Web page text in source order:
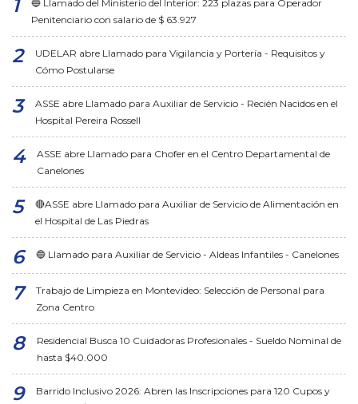
🔵 Llamado del Ministerio del Interior: 223 plazas para Operador
Penitenciario con salario de $ 63.927
UDELAR abre Llamado para Vigilancia y Portería - Requisitos y
Cómo Postularse
ASSE abre Llamado para Auxiliar de Servicio - Recién Nacidos en el
Hospital Pereira Rossell
ASSE abre Llamado para Chofer en el Centro Departamental de
Canelones
🔴ASSE abre Llamado para Auxiliar de Servicio de Alimentación en
el Hospital de Las Piedras
🔵 Llamado para Auxiliar de Servicio - Aldeas Infantiles - Canelones
Trabajo de Limpieza en Montevideo: Selección de Personal para
Zona Centro
Residencial Busca 10 Cuidadoras Profesionales - Sueldo Nominal de
hasta $40.000
Barrido Inclusivo 2026: Abren las Inscripciones para 120 Cupos y